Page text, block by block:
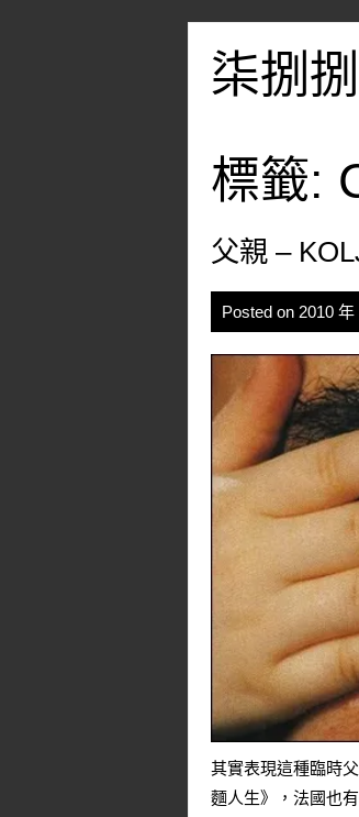
柒捌
標籤:
父親 –
Posted on 2010 年
其實表現這種臨時
麵人生》，法國也